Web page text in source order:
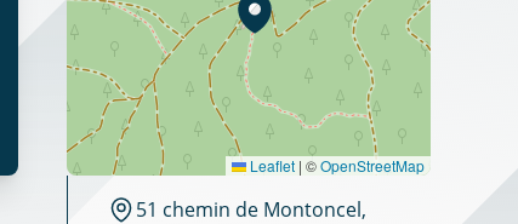
Leaflet | ©OpenStreetMap
51 chemin de Montoncel,